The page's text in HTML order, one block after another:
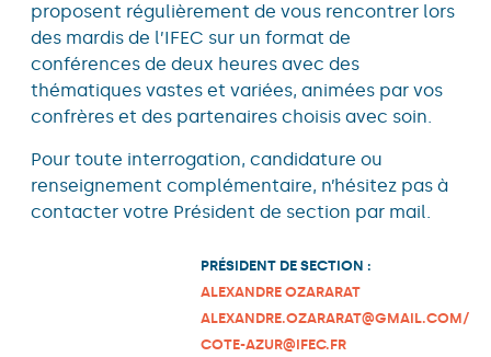
proposent régulièrement de vous rencontrer lors
des mardis de l’IFEC sur un format de
conférences de deux heures avec des
thématiques vastes et variées, animées par vos
confrères et des partenaires choisis avec soin.
Pour toute interrogation, candidature ou
renseignement complémentaire, n’hésitez pas à
contacter votre Président de section par mail.
PRÉSIDENT DE SECTION :
ALEXANDRE OZARARAT
ALEXANDRE.OZARARAT@GMAIL.COM/
COTE-AZUR@IFEC.FR